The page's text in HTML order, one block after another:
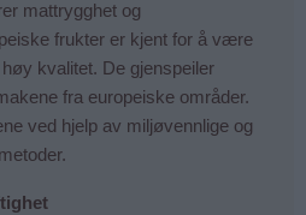
mattrygghet og
frukter er kjent for å være
kvalitet. De gjenspeiler
fra europeiske områder.
ved hjelp av miljøvennlige og